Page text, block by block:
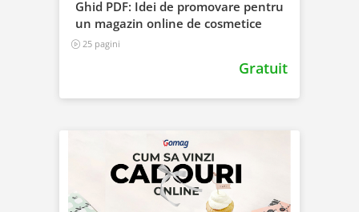
Ghid PDF: Idei de promovare pentru
un magazin online de cosmetice
25 pagini
Gratuit